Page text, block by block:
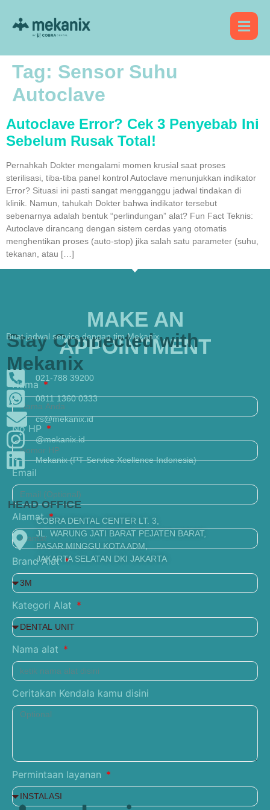
Tag: Sensor Suhu
Autoclave
Autoclave Error? Cek 3 Penyebab Ini
Sebelum Rusak Total!
Pernahkah Dokter mengalami momen krusial saat proses
sterilisasi, tiba-tiba panel kontrol Autoclave menunjukkan indikator
Error? Situasi ini pasti sangat mengganggu jadwal tindakan di
klinik. Namun, tahukah Dokter bahwa indikator tersebut
sebenarnya adalah bentuk “perlindungan” alat? Fun Fact Teknis:
Autoclave dirancang dengan sistem cerdas yang otomatis
menghentikan proses (auto-stop) jika salah satu parameter (suhu,
tekanan, atau […]
021-788 39200
0811 1360 0333
cs@mekanix.id
@mekanix.id
Mekanix (PT Service Xcellence Indonesia)
Stay Connected with
Mekanix
HEAD OFFICE
COBRA DENTAL CENTER LT. 3,
JL. WARUNG JATI BARAT PEJATEN BARAT,
PASAR MINGGU KOTA ADM,
JAKARTA SELATAN DKI JAKARTA
MAKE AN
APPOINTMENT
Buat jadwal service dengan tim Mekanix
Nama
No HP
Email
Alamat
Brand Alat
Kategori Alat
Nama alat
Ceritakan Kendala kamu disini
Permintaan layanan